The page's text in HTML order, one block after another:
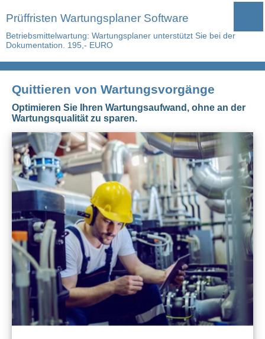
Prüffristen Wartungsplaner Software
Betriebsmittelwartung: Wartungsplaner unterstützt Sie bei der
Dokumentation. 195,- EURO
Quittieren von Wartungsvorgänge
Optimieren Sie Ihren Wartungsaufwand, ohne an der
Wartungsqualität zu sparen.